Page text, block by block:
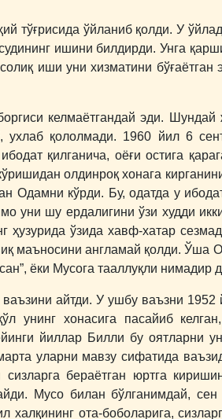
тўғрисида ўйланиб қолди. У
ишини билдирди. Унга
иши уни хизматини
келмаётгандай эди.
ухлаб қололмади. 1960 йил 6
қилганича, оёғи остига
олдинроқ хонага
Одамни кўрди. Бу, одатда у
уни шу ердалигини ўзи худди
ўзида хавф-хатар
маъносини англамай қолди. Ўша
ёки Мусога тааллуқли нимадир
айтди. У ушбу ваъзни 1952
унинг хонасига пасайиб
йиллар Билли бу оятларни
уларни мавзу сифатида
бераётган юртга
Мусо билан бўлганимдай,
халқининг ота-боболарига,